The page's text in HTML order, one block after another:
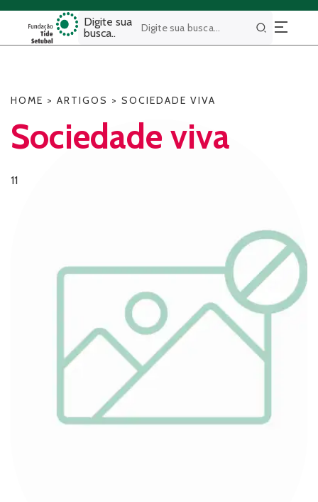
Digite sua
busca..
Buscar
HOME > ARTIGOS > SOCIEDADE VIVA
Sociedade viva
11